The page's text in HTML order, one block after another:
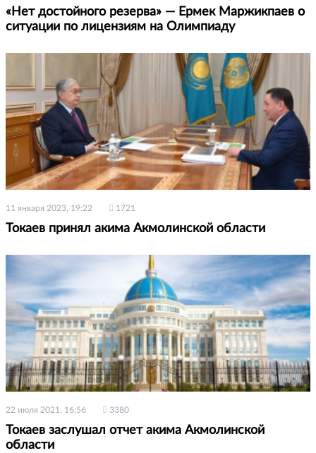
«Нет достойного резерва» — Ермек Маржикпаев о
ситуации по лицензиям на Олимпиаду
11 января 2023, 19:22 1721
Токаев принял акима Акмолинской области
22 июля 2021, 16:56 3380
Токаев заслушал отчет акима Акмолинской
области